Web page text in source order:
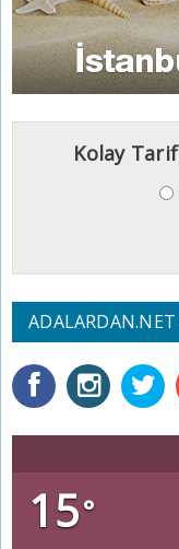
Kolay
ADALARDAN.NET
15°